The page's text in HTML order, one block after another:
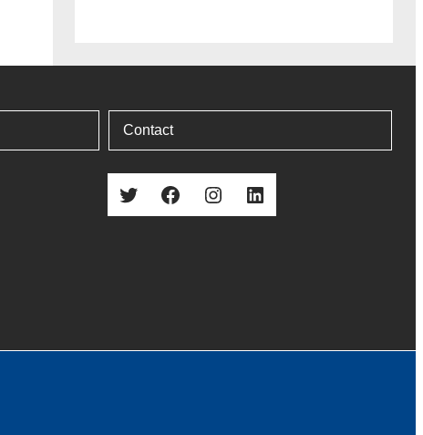
Contact
Twitter Facebook Instagram LinkedIn